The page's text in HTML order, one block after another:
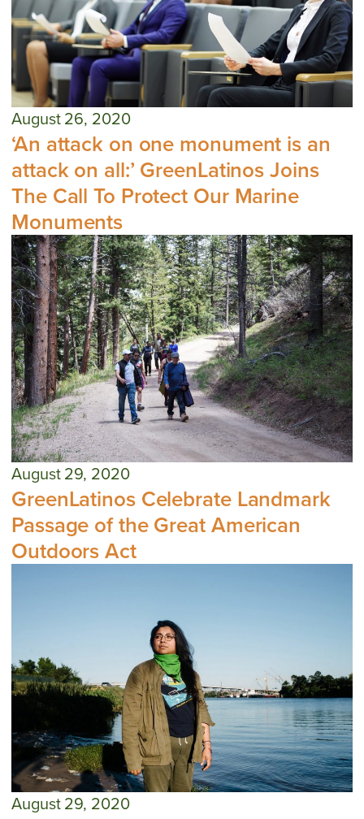
August 26, 2020
‘An attack on one monument is an
attack on all:’ GreenLatinos Joins
The Call To Protect Our Marine
Monuments
August 29, 2020
GreenLatinos Celebrate Landmark
Passage of the Great American
Outdoors Act
August 29, 2020